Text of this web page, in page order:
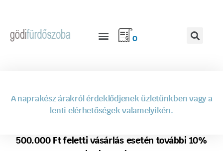
0
A naprakész árakról érdeklődjenek üzletünkben vagy a
lenti elérhetőségek valamelyikén.
500.000 Ft feletti vásárlás esetén további 10%